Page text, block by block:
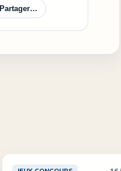
Partager…